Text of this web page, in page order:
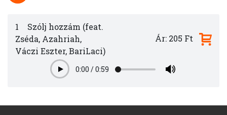
1
Szólj hozzám (feat.
Zséda, Azahriah,
Váczi Eszter, BariLaci)
Play0:00 /0:59
Ár: 205 Ft